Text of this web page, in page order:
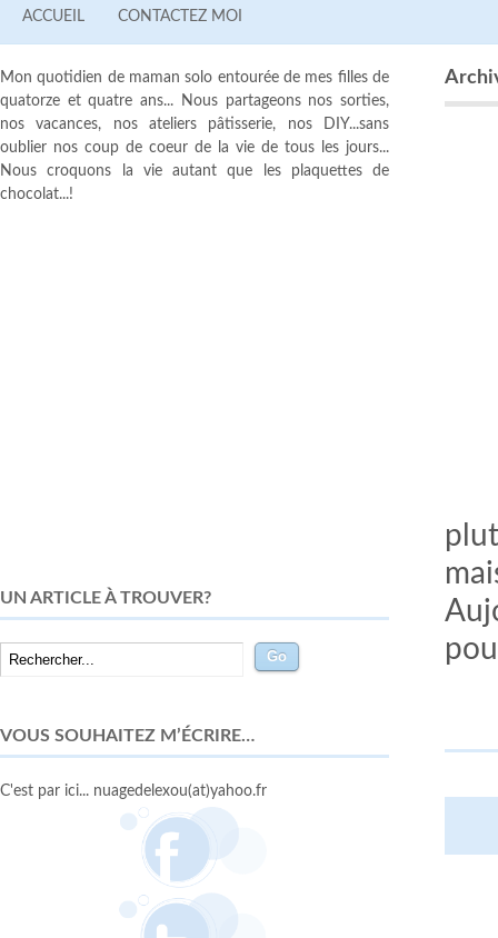
ACCUEIL CONTACTEZ MOI
Mon quotidien de maman solo entourée de mes filles de
quatorze et quatre ans... Nous partageons nos sorties,
nos vacances, nos ateliers pâtisserie, nos DIY...sans
oublier nos coup de coeur de la vie de tous les jours...
Nous croquons la vie autant que les plaquettes de
chocolat...!
UN ARTICLE À TROUVER?
VOUS SOUHAITEZ M’ÉCRIRE…
C'est par ici... nuagedelexou(at)yahoo.fr